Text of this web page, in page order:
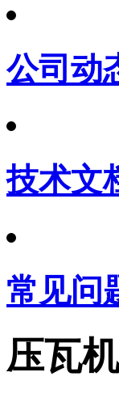
公司动
技术文
常见问
压瓦